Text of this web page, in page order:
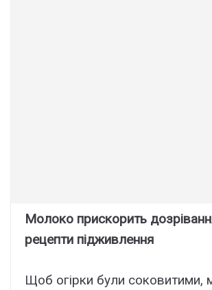
Молоко прискорить
рецепти підживлення
Щоб огірки були соковитими,